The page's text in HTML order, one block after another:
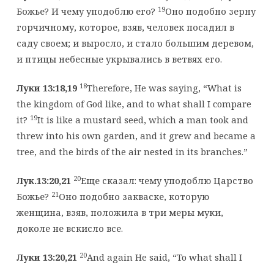
Божье? И чему уподоблю его? 19Оно подобно зерну
горчичному, которое, взяв, человек посадил в
саду своем; и выросло, и стало большим деревом,
и птицы небесные укрывались в ветвях его.
Луки 13:18,19 18Therefore, He was saying, “What is
the kingdom of God like, and to what shall I compare
it? 19It is like a mustard seed, which a man took and
threw into his own garden, and it grew and became a
tree, and the birds of the air nested in its branches.”
Лук.13:20,21 20Еще сказал: чему уподоблю Царство
Божье? 21Оно подобно закваске, которую
женщина, взяв, положила в три меры муки,
доколе не вскисло все.
Луки 13:20,21 20And again He said, “To what shall I